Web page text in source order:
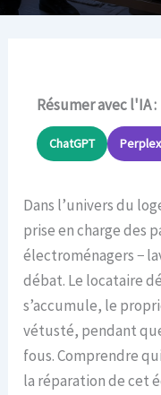
Résumer avec l'IA :
ChatGPT
Dans l’univers du
prise en charge des
électroménagers −
débat. Le locataire
s’accumule, le
vétusté, pendant
fous. Comprendre
la réparation de cet